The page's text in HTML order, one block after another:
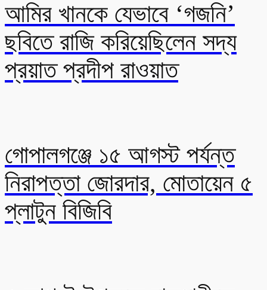
আমির খানকে যেভাবে ‘গজনি’
ছবিতে রাজি করিয়েছিলেন সদ্য
প্রয়াত প্রদীপ রাওয়াত
গোপালগঞ্জে ১৫ আগস্ট পর্যন্ত
নিরাপত্তা জোরদার, মোতায়েন ৫
প্লাটুন বিজিবি